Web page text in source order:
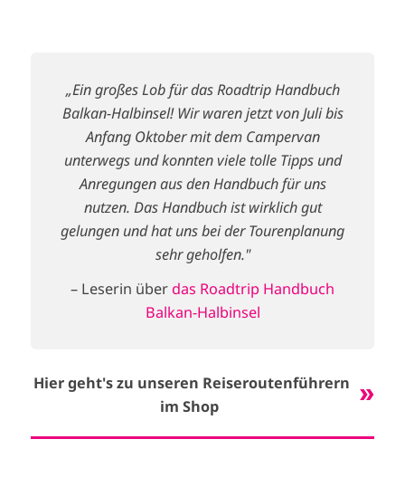
„Ein großes Lob für das Roadtrip Handbuch
Balkan-Halbinsel! Wir waren jetzt von Juli bis
Anfang Oktober mit dem Campervan
unterwegs und konnten viele tolle Tipps und
Anregungen aus den Handbuch für uns
nutzen. Das Handbuch ist wirklich gut
gelungen und hat uns bei der Tourenplanung
sehr geholfen."
– Leserin über das Roadtrip Handbuch
Balkan-Halbinsel
Hier geht's zu unseren Reiseroutenführern
im Shop